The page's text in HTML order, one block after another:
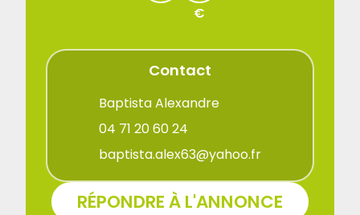
€
Contact
Baptista Alexandre
04 71 20 60 24
baptista.alex63@yahoo.fr
RÉPONDRE À L'ANNONCE